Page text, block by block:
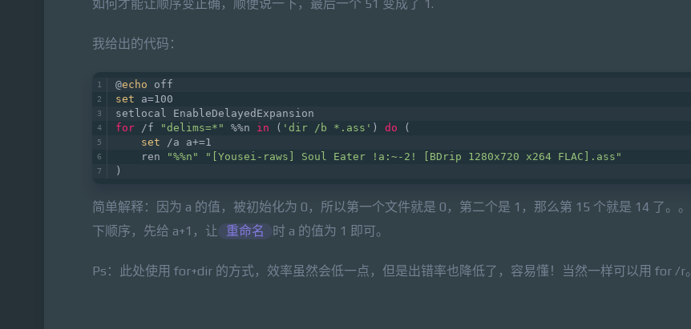
如何才能让顺序变正确，顺便说一下，最后一个 51 变成了 1.
我给出的代码：
@echo off
set a=100
setlocal EnableDelayedExpansion
for /f "delims=*" %%n in ( 'dir /b *.ass' ) do (
set /a a+=1
    ren
"%%n"
"[Yousei-raws] Soul Eater !a:~-2! [BDrip 1280x720 x264 FLAC].ass"
)
简单解释：因为 a 的值，被初始化为 0，所以第一个文件就是 0，第二个是 1，那么第 15 个就是 14 了。
下顺序，先给 a+1，让
重命名 时 a 的值为 1 即可。
Ps：此处使用 for+dir 的方式，效率虽然会低一点，但是出错率也降低了，容易懂！当然一样可以用 for /r。